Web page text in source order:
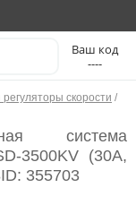
----
скорости /
система
3500KV (30A,
ID: 355703